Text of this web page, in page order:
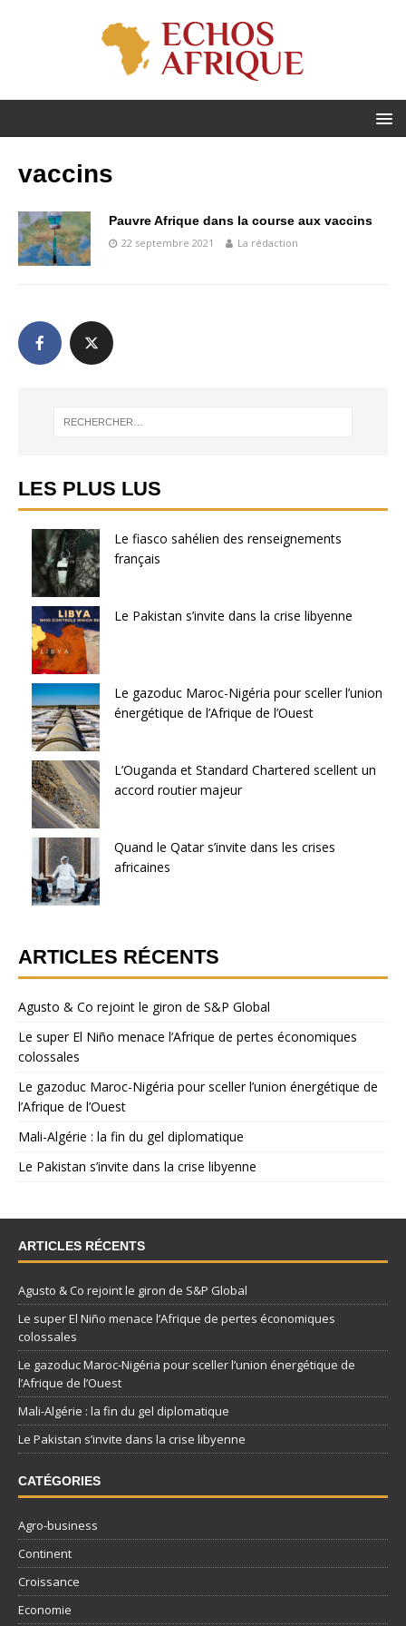
vaccins
Pauvre Afrique dans la course aux vaccins
22 septembre 2021 La rédaction
LES PLUS LUS
Le fiasco sahélien des renseignements
français
Le Pakistan s’invite dans la crise libyenne
Le gazoduc Maroc-Nigéria pour sceller l’union
énergétique de l’Afrique de l’Ouest
L’Ouganda et Standard Chartered scellent un
accord routier majeur
Quand le Qatar s’invite dans les crises
africaines
ARTICLES RÉCENTS
Agusto & Co rejoint le giron de S&P Global
Le super El Niño menace l’Afrique de pertes économiques
colossales
Le gazoduc Maroc-Nigéria pour sceller l’union énergétique de
l’Afrique de l’Ouest
Mali-Algérie : la fin du gel diplomatique
Le Pakistan s’invite dans la crise libyenne
ARTICLES RÉCENTS
Agusto & Co rejoint le giron de S&P Global
Le super El Niño menace l’Afrique de pertes économiques
colossales
Le gazoduc Maroc-Nigéria pour sceller l’union énergétique de
l’Afrique de l’Ouest
Mali-Algérie : la fin du gel diplomatique
Le Pakistan s’invite dans la crise libyenne
CATÉGORIES
Agro-business
Continent
Croissance
Economie